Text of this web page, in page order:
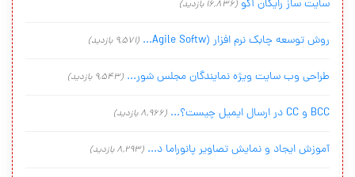
سایت ساز رایگان آکو (16,836 بازدید)
روش توسعه چابک نرم افزار (Agile Softw... (9,571 بازدید)
طراحی وب سایت ویژه نمایندگان مجلس شور... (9,543 بازدید)
BCC و CC در ارسال ایمیل چیست؟... (8,966 بازدید)
آموزش ایجاد و نمایش تصاویر پانوراما د... (8,293 بازدید)